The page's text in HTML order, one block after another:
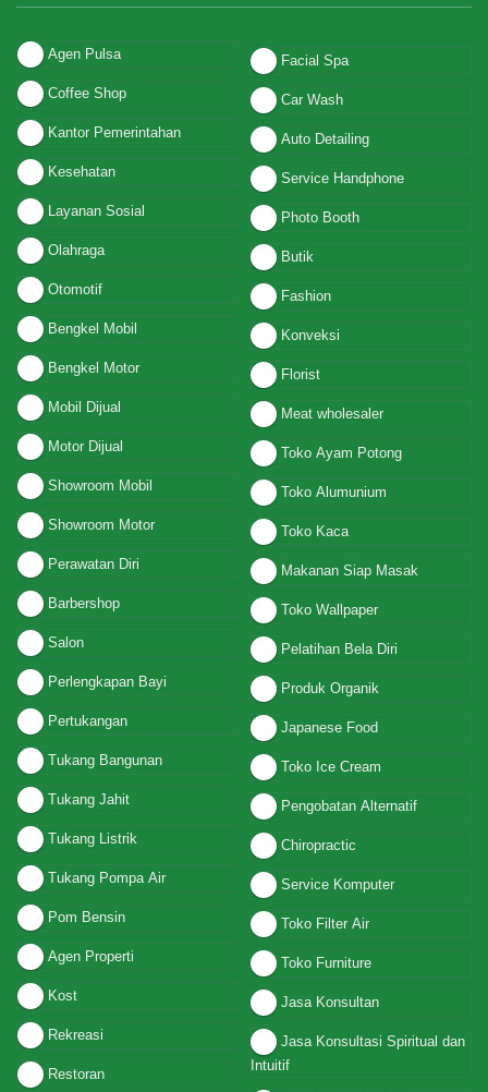
Agen Pulsa
Coffee Shop
Kantor Pemerintahan
Kesehatan
Layanan Sosial
Olahraga
Otomotif
Bengkel Mobil
Bengkel Motor
Mobil Dijual
Motor Dijual
Showroom Mobil
Showroom Motor
Perawatan Diri
Barbershop
Salon
Perlengkapan Bayi
Pertukangan
Tukang Bangunan
Tukang Jahit
Tukang Listrik
Tukang Pompa Air
Pom Bensin
Agen Properti
Kost
Rekreasi
Restoran
Facial Spa
Car Wash
Auto Detailing
Service Handphone
Photo Booth
Butik
Fashion
Konveksi
Florist
Meat wholesaler
Toko Ayam Potong
Toko Alumunium
Toko Kaca
Makanan Siap Masak
Toko Wallpaper
Pelatihan Bela Diri
Produk Organik
Japanese Food
Toko Ice Cream
Pengobatan Alternatif
Chiropractic
Service Komputer
Toko Filter Air
Toko Furniture
Jasa Konsultan
Jasa Konsultasi Spiritual dan
Intuitif